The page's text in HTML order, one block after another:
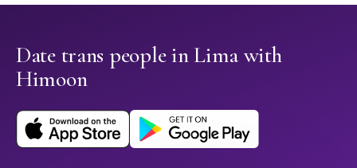
Date trans people in Lima with
Himoon